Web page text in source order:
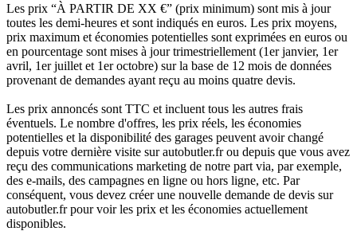
Les prix “À PARTIR DE XX €” (prix minimum) sont mis à jour
toutes les demi-heures et sont indiqués en euros. Les prix moyens,
prix maximum et économies potentielles sont exprimées en euros ou
en pourcentage sont mises à jour trimestriellement (1er janvier, 1er
avril, 1er juillet et 1er octobre) sur la base de 12 mois de données
provenant de demandes ayant reçu au moins quatre devis.
Les prix annoncés sont TTC et incluent tous les autres frais
éventuels. Le nombre d'offres, les prix réels, les économies
potentielles et la disponibilité des garages peuvent avoir changé
depuis votre dernière visite sur autobutler.fr ou depuis que vous avez
reçu des communications marketing de notre part via, par exemple,
des e-mails, des campagnes en ligne ou hors ligne, etc. Par
conséquent, vous devez créer une nouvelle demande de devis sur
autobutler.fr pour voir les prix et les économies actuellement
disponibles.